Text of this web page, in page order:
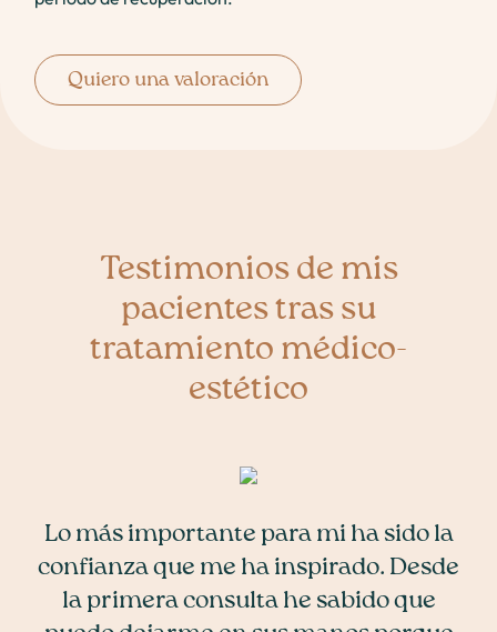
Quiero una valoración
Testimonios de mis
pacientes tras su
tratamiento médico-
estético
Lo más importante para mi ha sido la
confianza que me ha inspirado. Desde
la primera consulta he sabido que
Verónica es una profesional excelente.
Hace un trabajo estupendo y además
su factor humano es precioso.
Fantástica, un trato excelente,
resuelve cualquier duda y cumple
totalmente las expectativas. Tenia
Nada más entrar el trato es muy
cordial un ambiente agradable y con lo
respecto a la doctora pues nunca me
Excelente profesional. Tanto en el
ámbito médico como humano.
Currículum impecable, Máxima